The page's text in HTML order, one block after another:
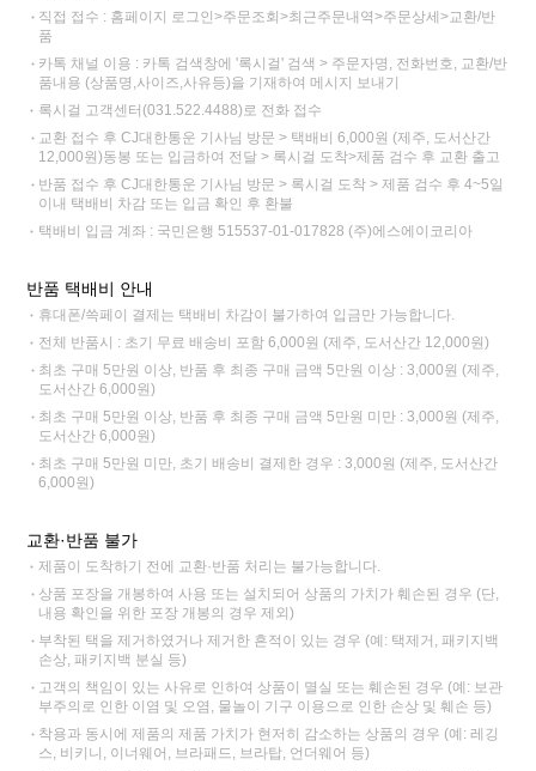
직접 접수 : 홈페이지 로그인>주문조회>최근주문내역>주문상세>교환/반
품
카톡 채널 이용 : 카톡 검색창에 '록시걸' 검색 > 주문자명, 전화번호, 교환/반
품내용 (상품명,사이즈,사유등)을 기재하여 메시지 보내기
록시걸 고객센터(031.522.4488)로 전화 접수
교환 접수 후 CJ대한통운 기사님 방문 > 택배비 6,000원 (제주, 도서산간
12,000원)동봉 또는 입금하여 전달 > 록시걸 도착>제품 검수 후 교환 출고
반품 접수 후 CJ대한통운 기사님 방문 > 록시걸 도착 > 제품 검수 후 4~5일
이내 택배비 차감 또는 입금 확인 후 환불
택배비 입금 계좌 : 국민은행 515537-01-017828 (주)에스에이코리아
반품 택배비 안내
휴대폰/쓱페이 결제는 택배비 차감이 불가하여 입금만 가능합니다.
전체 반품시 : 초기 무료 배송비 포함 6,000원 (제주, 도서산간 12,000원)
최초 구매 5만원 이상, 반품 후 최종 구매 금액 5만원 이상 : 3,000원 (제주,
도서산간 6,000원)
최초 구매 5만원 이상, 반품 후 최종 구매 금액 5만원 미만 : 3,000원 (제주,
도서산간 6,000원)
최초 구매 5만원 미만, 초기 배송비 결제한 경우 : 3,000원 (제주, 도서산간
6,000원)
교환·반품 불가
제품이 도착하기 전에 교환·반품 처리는 불가능합니다.
상품 포장을 개봉하여 사용 또는 설치되어 상품의 가치가 훼손된 경우 (단,
내용 확인을 위한 포장 개봉의 경우 제외)
부착된 택을 제거하였거나 제거한 흔적이 있는 경우 (예: 택제거, 패키지백
손상, 패키지백 분실 등)
고객의 책임이 있는 사유로 인하여 상품이 멸실 또는 훼손된 경우 (예: 보관
부주의로 인한 이염 및 오염, 물놀이 기구 이용으로 인한 손상 및 훼손 등)
착용과 동시에 제품의 제품 가치가 현저히 감소하는 상품의 경우 (예: 레깅
스, 비키니, 이너웨어, 브라패드, 브라탑, 언더웨어 등)